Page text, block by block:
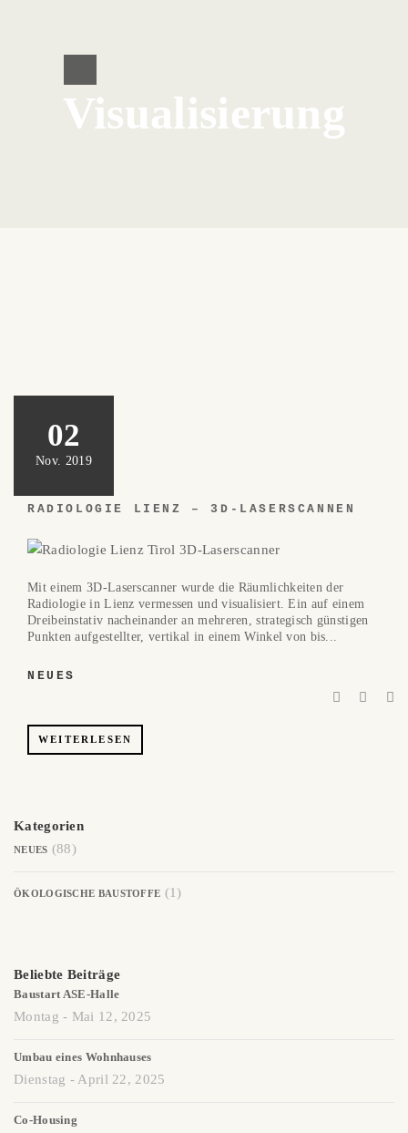
Visualisierung
02
Nov. 2019
RADIOLOGIE LIENZ – 3D-LASERSCANNEN
Mit einem 3D-Laserscanner wurde die Räumlichkeiten der
Radiologie in Lienz vermessen und visualisiert. Ein auf einem
Dreibeinstativ nacheinander an mehreren, strategisch günstigen
Punkten aufgestellter, vertikal in einem Winkel von bis...
NEUES
WEITERLESEN
Kategorien
NEUES (88)
ÖKOLOGISCHE BAUSTOFFE (1)
Beliebte Beiträge
Baustart ASE-Halle
Montag - Mai 12, 2025
Umbau eines Wohnhauses
Dienstag - April 22, 2025
Co-Housing